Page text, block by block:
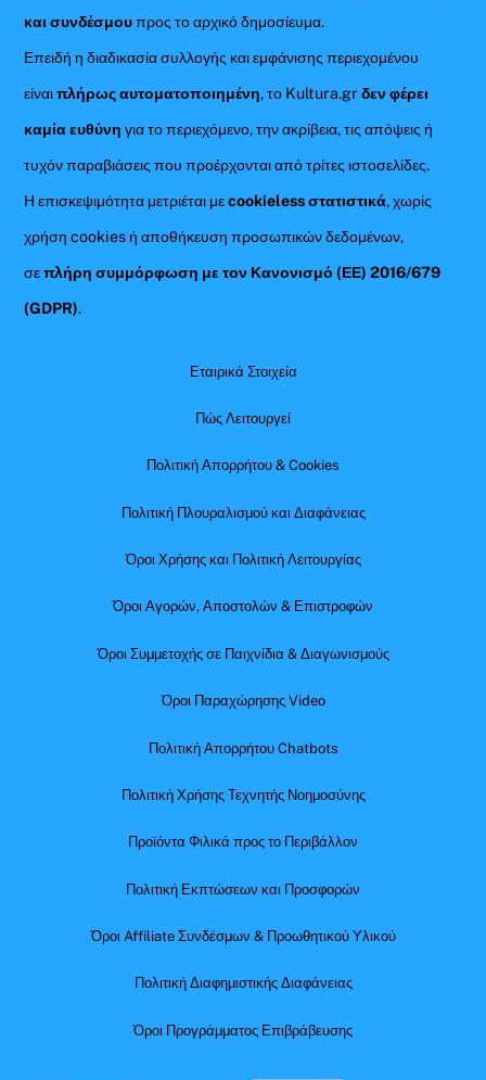
και συνδέσμουπρος το αρχικό δημοσίευμα.
Επειδή η διαδικασία συλλογής και εμφάνισης περιεχομένου
είναιπλήρως αυτοματοποιημένη, το Kultura.grδεν φέρει
καμία ευθύνη για το περιεχόμενο, την ακρίβεια, τις απόψεις ή
τυχόν παραβιάσεις που προέρχονται από τρίτες ιστοσελίδες.
Η επισκεψιμότητα μετριέται μεcookieless στατιστικά, χωρίς
χρήση cookies ή αποθήκευση προσωπικών δεδομένων,
σεπλήρη συμμόρφωση με τον Κανονισμό (ΕΕ) 2016/679
(GDPR).
Εταιρικά Στοιχεία
Πώς Λειτουργεί
Πολιτική Απορρήτου & Cookies
Πολιτική Πλουραλισμού και Διαφάνειας
Όροι Χρήσης και Πολιτική Λειτουργίας
Όροι Αγορών, Αποστολών & Επιστροφών
Όροι Συμμετοχής σε Παιχνίδια & Διαγωνισμούς
Όροι Παραχώρησης Video
Πολιτική Απορρήτου Chatbots
Πολιτική Χρήσης Τεχνητής Νοημοσύνης
Προϊόντα Φιλικά προς το Περιβάλλον
Πολιτική Εκπτώσεων και Προσφορών
Όροι Affiliate Συνδέσμων & Προωθητικού Υλικού
Πολιτική Διαφημιστικής Διαφάνειας
Όροι Προγράμματος Επιβράβευσης